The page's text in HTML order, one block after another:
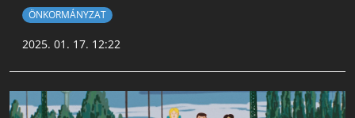
ÖNKORMÁNYZAT
2025. 01. 17. 12:22